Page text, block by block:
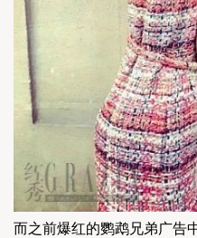
而之前爆红的鹦鹉兄弟广告